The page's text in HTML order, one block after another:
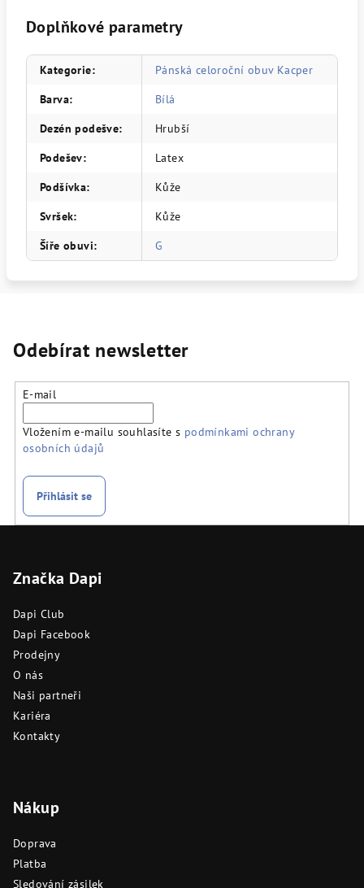
Doplňkové parametry
Kategorie:
Pánská celoroční obuv Kacper
Barva:
Bílá
Dezén podešve:
Hrubší
Podešev:
Latex
Podšívka:
Kůže
Svršek:
Kůže
Šíře obuvi: G
Odebírat newsletter
E-mail
Vložením e-mailu souhlasíte s podmínkami ochrany
osobních údajů
Přihlásit se
Značka Dapi
Dapi Club
Dapi Facebook
Prodejny
O nás
Naši partneři
Kariéra
Kontakty
Nákup
Doprava
Platba
Sledování zásilek